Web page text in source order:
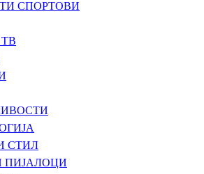
СПОРТОВИ
СТИЛ
ПИЈАЛОЦИ